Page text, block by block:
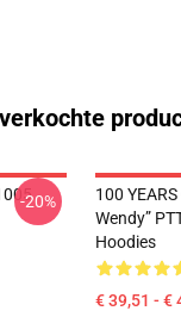
-20%
100 YEARS
Wendy”
Hoodies
€ 39,51 - €